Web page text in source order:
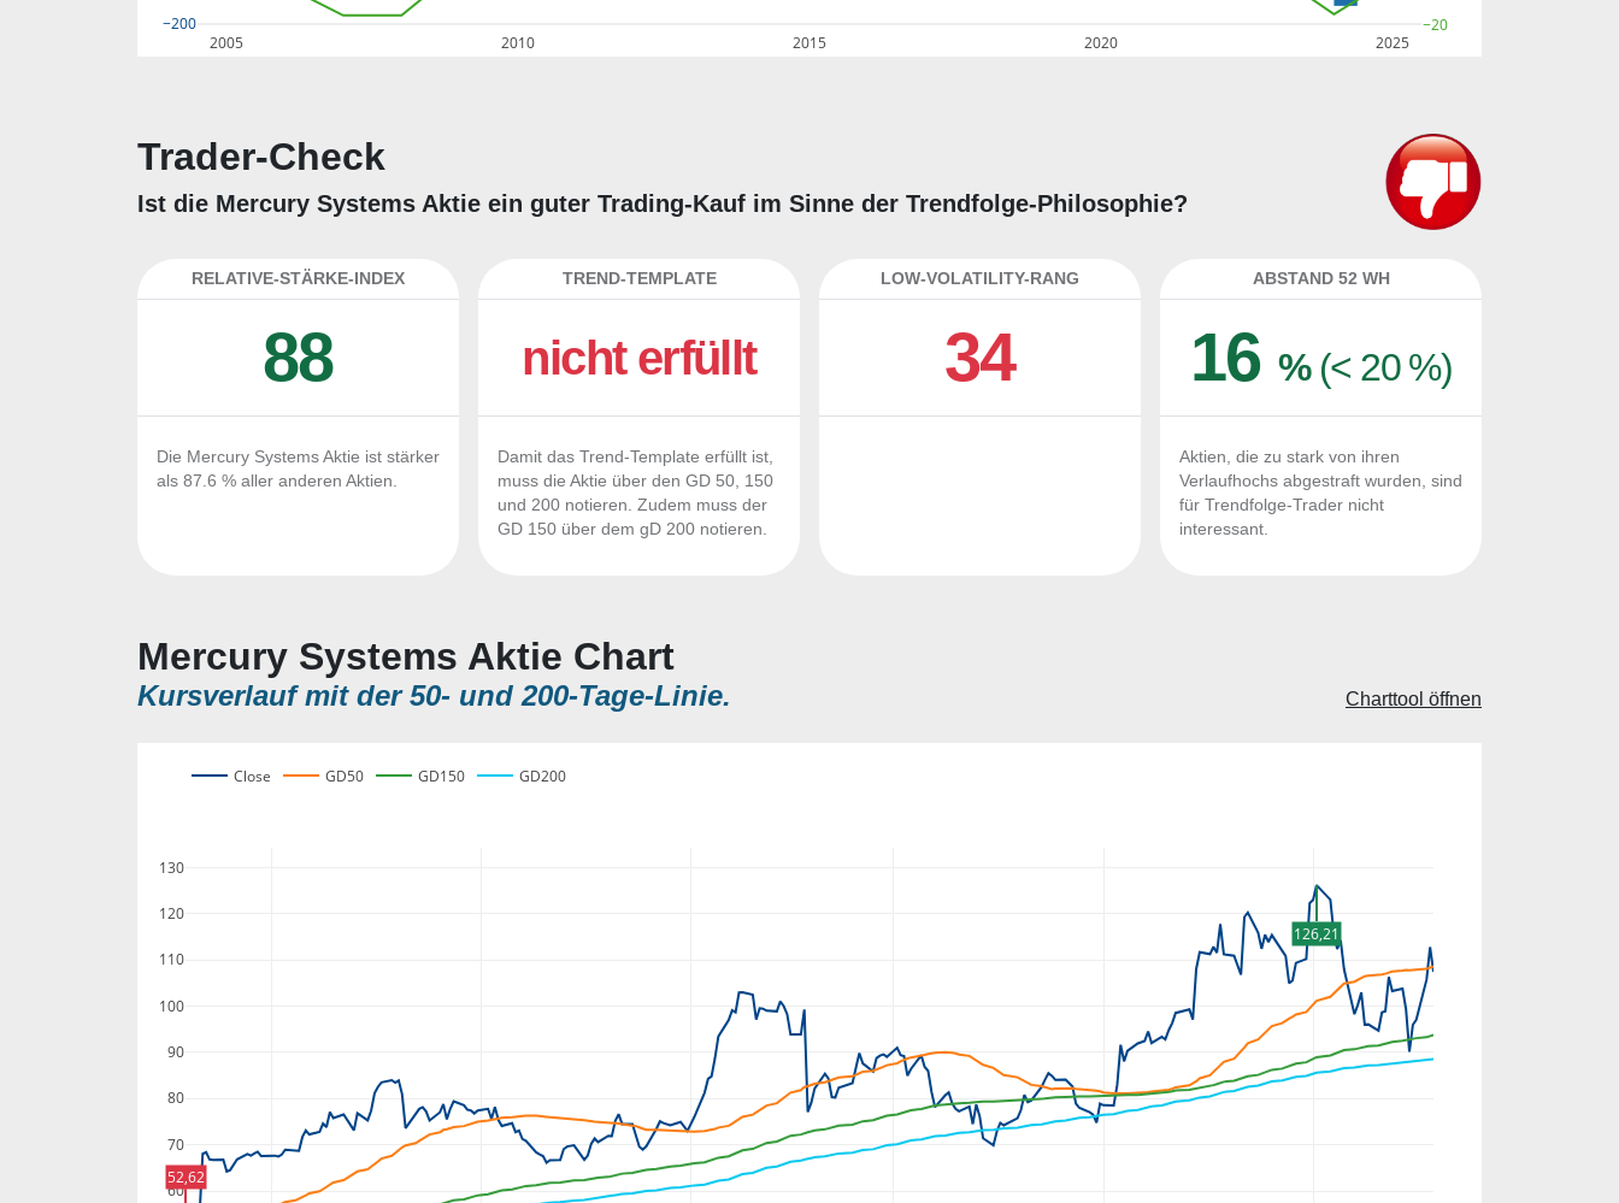
2005 2010 2015 2020 2025
−200 −20
Trader-Check
Ist die Mercury Systems Aktie ein guter Trading-Kauf im Sinne der Trendfolge-Philosophie?
RELATIVE-STÄRKE-INDEX
88
Die Mercury Systems Aktie ist stärker
als 87.6 % aller anderen Aktien.
TREND-TEMPLATE
nicht erfüllt
Damit das Trend-Template erfüllt ist,
muss die Aktie über den GD 50, 150
und 200 notieren. Zudem muss der
GD 150 über dem gD 200 notieren.
LOW-VOLATILITY-RANG
34
ABSTAND 52 WH
16% (< 20 %)
Aktien, die zu stark von ihren
Verlaufhochs abgestraft wurden, sind
für Trendfolge-Trader nicht
interessant.
Mercury Systems Aktie Chart
Kursverlauf mit der 50- und 200-Tage-Linie. Charttool öffnen
60
70
80
90
100
110
120
130
Close GD50 GD150 GD200
126,21
52,62